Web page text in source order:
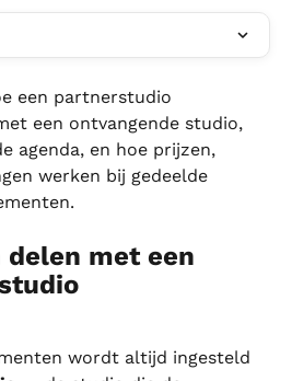
een partnerstudio
een ontvangende studio,
agenda, en hoe prijzen,
werken bij gedeelde
delen met een
wordt altijd ingesteld